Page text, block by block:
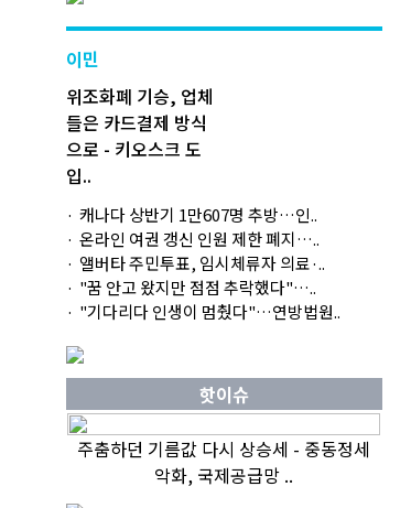
이민
위조화폐 기승, 업체
들은 카드결제 방식
으로 - 키오스크 도
입..
캐나다 상반기 1만607명 추방…인..
온라인 여권 갱신 인원 제한 폐지…..
앨버타 주민투표, 임시체류자 의료·..
"꿈 안고 왔지만 점점 추락했다"…..
"기다리다 인생이 멈췄다"…연방법원..
핫이슈
주춤하던 기름값 다시 상승세 - 중동정세
악화, 국제공급망 ..